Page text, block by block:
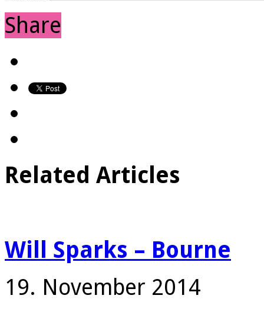
Share
Related Articles
Will Sparks – Bourne
19. November 2014